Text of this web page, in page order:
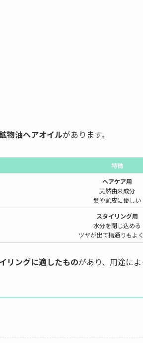
物油ヘアオイルがあります。
特徴
ヘアケア用
天然由来成分
髪や頭皮に優しい
スタイリング用
水分を閉じ込める
ツヤが出て指通りもよ
リングに適したものがあり、用途に